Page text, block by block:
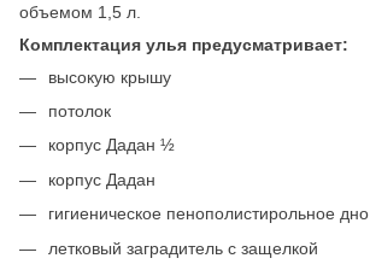
объемом 1,5 л.
Комплектация улья предусматривает:
высокую крышу
потолок
корпус Дадан ½
корпус Дадан
гигиеническое пенополистирольное дно
летковый заградитель с защелкой